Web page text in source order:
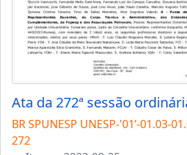
BR SPUNESP UNESP-'01’-01.03-
272